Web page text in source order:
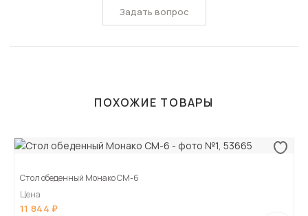
Задать вопрос
ПОХОЖИЕ ТОВАРЫ
Стол обеденный Монако СМ-6
Цена
11 844